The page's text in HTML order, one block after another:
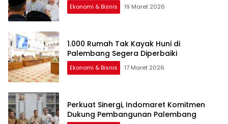
Ekonomi & Bisnis 19 Maret 2026
1.000 Rumah Tak Kayak Huni di
Palembang Segera Diperbaiki
Ekonomi & Bisnis 17 Maret 2026
Perkuat Sinergi, Indomaret Komitmen
Dukung Pembangunan Palembang